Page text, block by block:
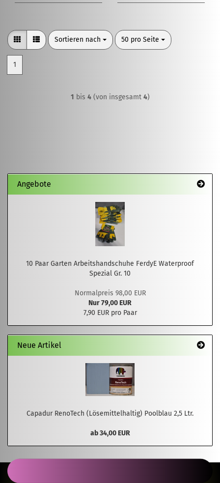
Sortieren nach
Sortieren nach 50 pro Seite
pro Seite
1
1 bis 4(von insgesamt 4)
Angebote
10 Paar Garten Arbeitshandschuhe FerdyE Waterproof
Spezial Gr. 10
Normalpreis 98,00 EUR
Nur 79,00 EUR
7,90 EUR pro Paar
Neue Artikel
Capadur RenoTech (Lösemittelhaltig) Poolblau 2,5 Ltr.
ab 34,00 EUR